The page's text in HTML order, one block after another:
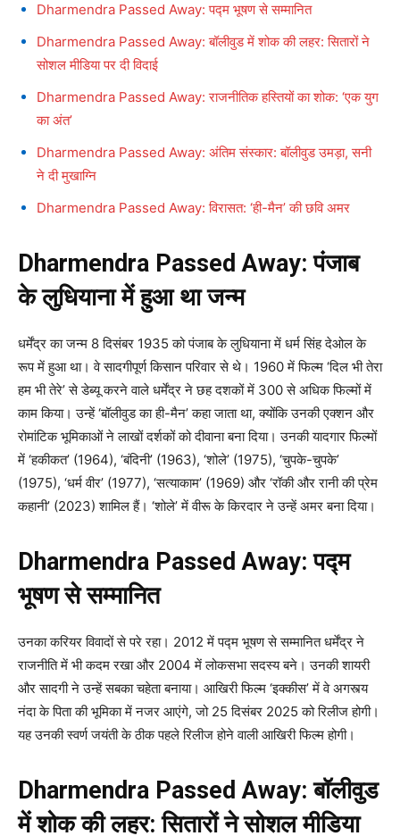
Dharmendra Passed Away: पद्म भूषण से सम्मानित
Dharmendra Passed Away: बॉलीवुड में शोक की लहर: सितारों ने
सोशल मीडिया पर दी विदाई
Dharmendra Passed Away: राजनीतिक हस्तियों का शोक: ‘एक युग
का अंत’
Dharmendra Passed Away: अंतिम संस्कार: बॉलीवुड उमड़ा, सनी
ने दी मुखाग्नि
Dharmendra Passed Away: विरासत: ‘ही-मैन’ की छवि अमर
Dharmendra Passed Away: पंजाब
के लुधियाना में हुआ था जन्म
धर्मेंद्र का जन्म 8 दिसंबर 1935 को पंजाब के लुधियाना में धर्म सिंह देओल के
रूप में हुआ था। वे सादगीपूर्ण किसान परिवार से थे। 1960 में फिल्म ‘दिल भी तेरा
हम भी तेरे’ से डेब्यू करने वाले धर्मेंद्र ने छह दशकों में 300 से अधिक फिल्मों में
काम किया। उन्हें ‘बॉलीवुड का ही-मैन’ कहा जाता था, क्योंकि उनकी एक्शन और
रोमांटिक भूमिकाओं ने लाखों दर्शकों को दीवाना बना दिया। उनकी यादगार फिल्मों
में ‘हकीकत’ (1964), ‘बंदिनी’ (1963), ‘शोले’ (1975), ‘चुपके-चुपके’
(1975), ‘धर्म वीर’ (1977), ‘सत्याकाम’ (1969) और ‘रॉकी और रानी की प्रेम
कहानी’ (2023) शामिल हैं। ‘शोले’ में वीरू के किरदार ने उन्हें अमर बना दिया।
Dharmendra Passed Away: पद्म
भूषण से सम्मानित
उनका करियर विवादों से परे रहा। 2012 में पद्म भूषण से सम्मानित धर्मेंद्र ने
राजनीति में भी कदम रखा और 2004 में लोकसभा सदस्य बने। उनकी शायरी
और सादगी ने उन्हें सबका चहेता बनाया। आखिरी फिल्म ‘इक्कीस’ में वे अगस्त्य
नंदा के पिता की भूमिका में नजर आएंगे, जो 25 दिसंबर 2025 को रिलीज होगी।
यह उनकी स्वर्ण जयंती के ठीक पहले रिलीज होने वाली आखिरी फिल्म होगी।
Dharmendra Passed Away: बॉलीवुड
में शोक की लहर: सितारों ने सोशल मीडिया